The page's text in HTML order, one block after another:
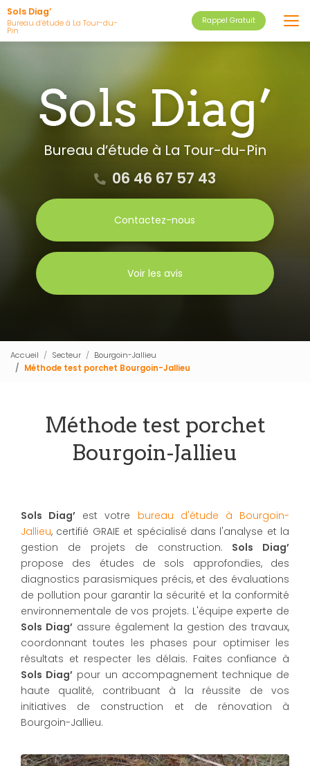
Aller
au
contenu
Sols Diag’
Bureau d’étude à La Tour-du-
Pin
Rappel Gratuit
Bureau d’étude à La Tour-du-Pin
06 46 67 57 43
Contactez-nous
Voir les avis
Accueil Secteur
Bourgoin-Jallieu
Méthode test porchet Bourgoin-Jallieu
Méthode test porchet
Bourgoin-Jallieu
Sols Diag’ est votre bureau d'étude à Bourgoin-
Jallieu, certifié GRAIE et spécialisé dans l'analyse et la
gestion de projets de construction. Sols Diag’
propose des études de sols approfondies, des
diagnostics parasismiques précis, et des évaluations
de pollution pour garantir la sécurité et la conformité
environnementale de vos projets. L'équipe experte de
Sols Diag’ assure également la gestion des travaux,
coordonnant toutes les phases pour optimiser les
résultats et respecter les délais. Faites confiance à
Sols Diag’ pour un accompagnement technique de
haute qualité, contribuant à la réussite de vos
initiatives de construction et de rénovation à
Bourgoin-Jallieu.